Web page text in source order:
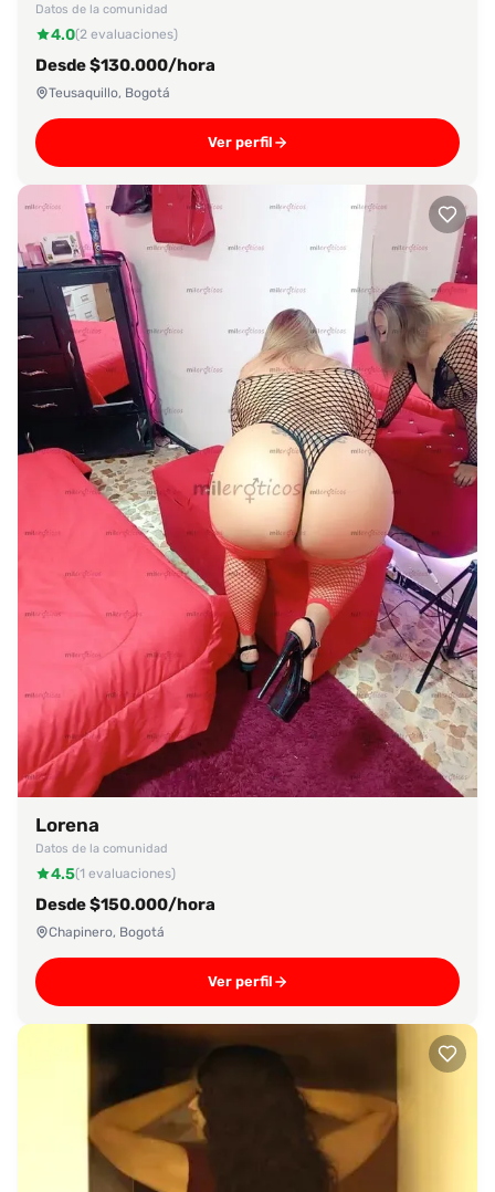
Datos de la comunidad
4.0(2 evaluaciones)
Desde $130.000/hora
Teusaquillo, Bogotá
Ver perfil
Lorena
Datos de la comunidad
4.5(1 evaluaciones)
Desde $150.000/hora
Chapinero, Bogotá
Ver perfil